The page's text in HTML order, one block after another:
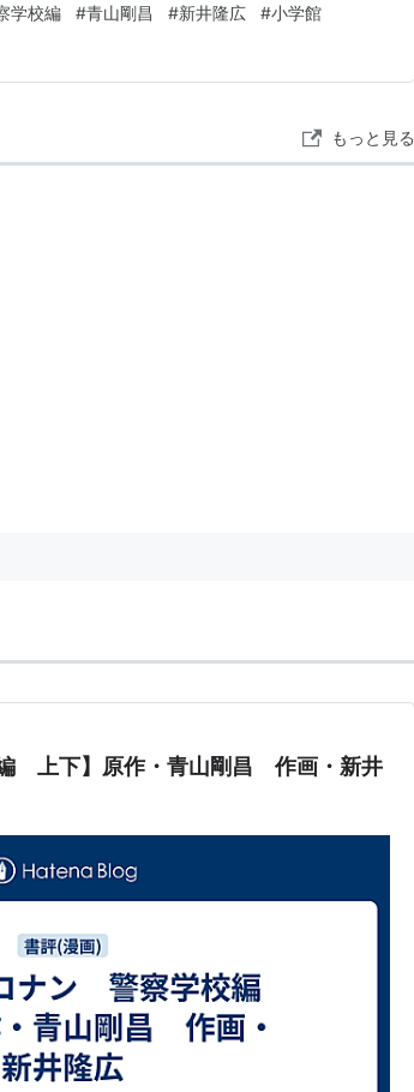
コード：9784091990839 Amazon e-ho…
学校編 #青山剛昌 #新井隆広 #小学館
もっと見る
上下】原作・青山剛昌 作画・新井